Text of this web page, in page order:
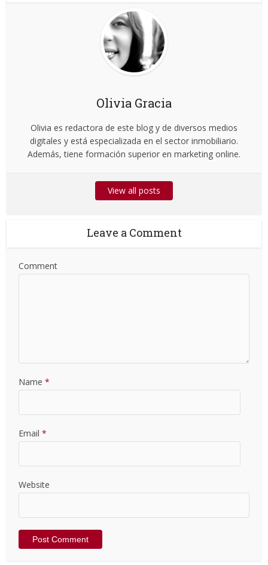
Olivia Gracia
Olivia es redactora de este blog y de diversos medios
digitales y está especializada en el sector inmobiliario.
Además, tiene formación superior en marketing online.
View all posts
Leave a Comment
Comment
Name *
Email *
Website